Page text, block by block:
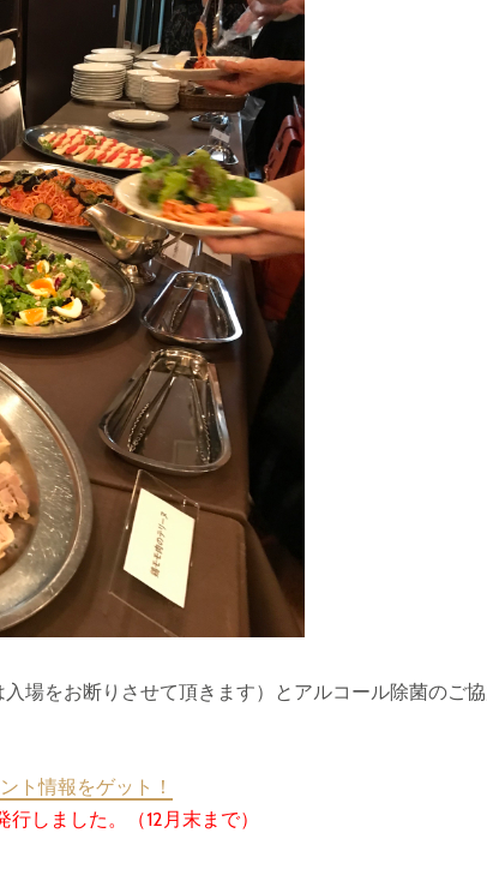
場をお断りさせて頂きます）とアルコール除菌のご協
ト情報をゲット！
しました。（12月末まで）